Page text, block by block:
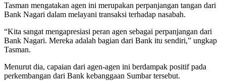
Tasman mengatakan agen ini merupakan perpanjangan tangan dari
Bank Nagari dalam melayani transaksi terhadap nasabah.
“Kita sangat mengapresiasi peran agen sebagai perpanjangan dari
Bank Nagari. Mereka adalah bagian dari Bank itu sendiri,” ungkap
Tasman.
Menurut dia, capaian dari agen-agen ini berdampak positif pada
perkembangan dari Bank kebanggaan Sumbar tersebut.